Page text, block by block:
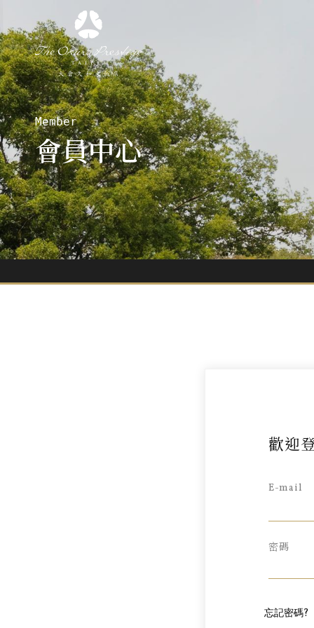
Member
會員中心
歡迎
E-mail
密碼
忘記密碼?